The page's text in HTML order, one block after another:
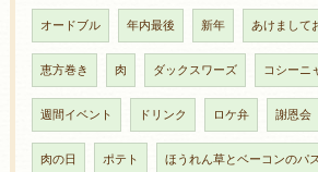
オードブル 年内最後 新年 あけまして
恵方巻き 肉 ダックスワーズ コシーニ
週間イベント ドリンク ロケ弁 謝恩会
肉の日 ポテト ほうれん草とベーコンのパ